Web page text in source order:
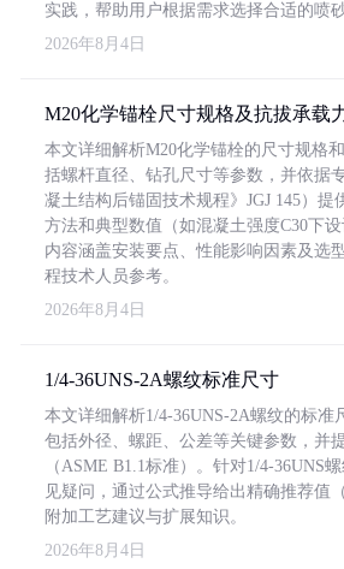
实践，帮助用户根据需求选择合适的喷砂
2026年8月4日
M20化学锚栓尺寸规格及抗拔承载
本文详细解析M20化学锚栓的尺寸规格
括螺杆直径、钻孔尺寸等参数，并依据
凝土结构后锚固技术规程》JGJ 145）提
方法和典型数值（如混凝土强度C30下设
内容涵盖安装要点、性能影响因素及选
程技术人员参考。
2026年8月4日
1/4-36UNS-2A螺纹标准尺寸
本文详细解析1/4-36UNS-2A螺纹的标准
包括外径、螺距、公差等关键参数，并
（ASME B1.1标准）。针对1/4-36UNS
见疑问，通过公式推导给出精确推荐值
附加工艺建议与扩展知识。
2026年8月4日